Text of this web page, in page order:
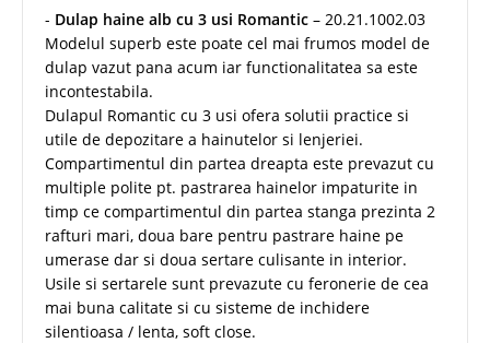
- Dulap haine alb cu 3 usi Romantic – 20.21.1002.03
Modelul superb este poate cel mai frumos model de
dulap vazut pana acum iar functionalitatea sa este
incontestabila.
Dulapul Romantic cu 3 usi ofera solutii practice si
utile de depozitare a hainutelor si lenjeriei.
Compartimentul din partea dreapta este prevazut cu
multiple polite pt. pastrarea hainelor impaturite in
timp ce compartimentul din partea stanga prezinta 2
rafturi mari, doua bare pentru pastrare haine pe
umerase dar si doua sertare culisante in interior.
Usile si sertarele sunt prevazute cu feronerie de cea
mai buna calitate si cu sisteme de inchidere
silentioasa / lenta, soft close.